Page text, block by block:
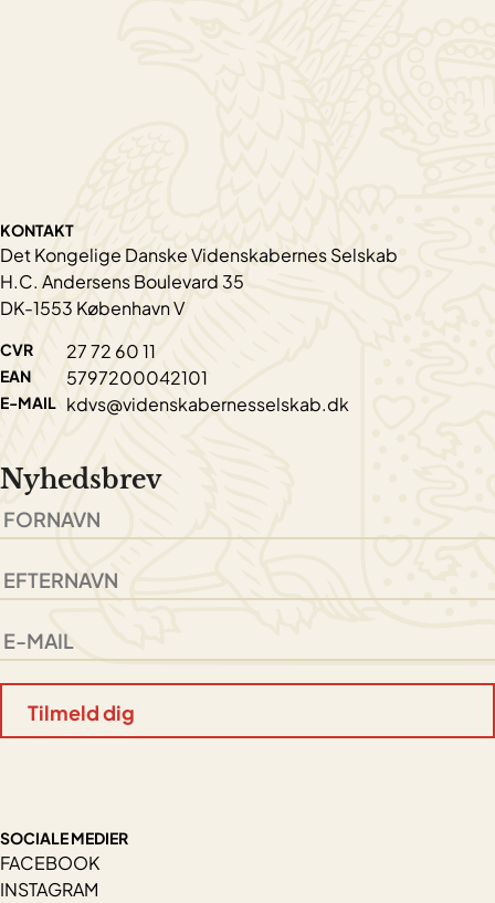
KONTAKT
Det Kongelige Danske Videnskabernes Selskab
H.C. Andersens Boulevard 35
DK-1553 København V
CVR 27 72 60 11
EAN 5797200042101
E-MAIL kdvs@videnskabernesselskab.dk
Nyhedsbrev
SOCIALE MEDIER
FACEBOOK
INSTAGRAM